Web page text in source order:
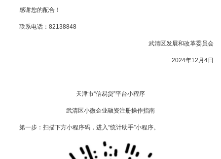
感谢您的配合！
联系电话：82138848
武清区发展和改革委员会
2024年12月4日
天津市“信易贷”平台小程序
武清区小微企业融资注册操作指南
第一步：扫描下方小程序码，进入“统计助手”小程序。